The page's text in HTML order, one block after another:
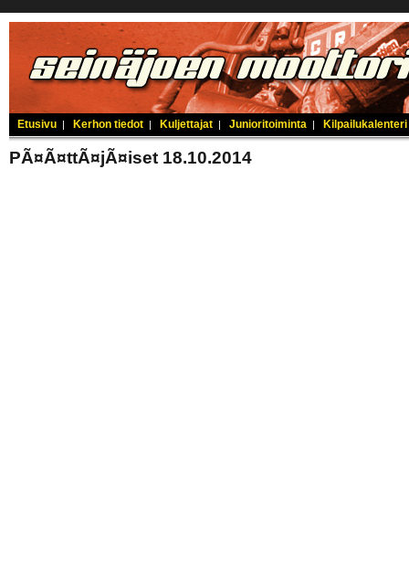
Etusivu | Kerhon tiedot | Kuljettajat | Junioritoiminta | Kilpailukalenteri
PÃ¤Ã¤ttÃ¤jÃ¤iset 18.10.2014